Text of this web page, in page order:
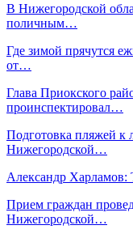
В Нижегородской
поличным…
Где зимой прячутся
от…
Глава Приокского
проинспектировал…
Подготовка пляжей к
Нижегородской…
Александр
Прием граждан
Нижегородской…